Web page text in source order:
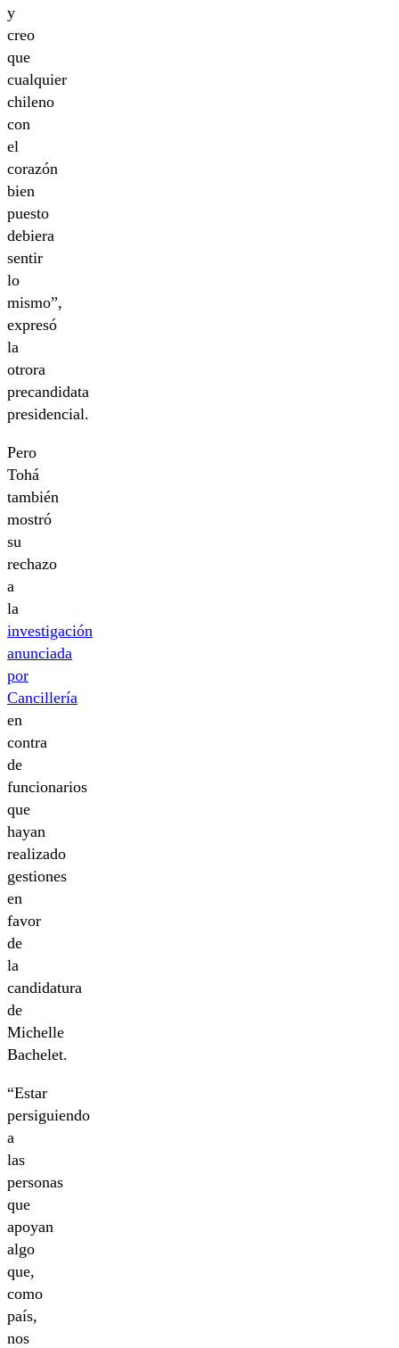
y
creo
que
cualquier
chileno
con
el
corazón
bien
puesto
debiera
sentir
lo
mismo”,
expresó
la
otrora
precandidata
presidencial.
Pero
Tohá
también
mostró
su
rechazo
a
la
investigación
anunciada
por
Cancillería
en
contra
de
funcionarios
que
hayan
realizado
gestiones
en
favor
de
la
candidatura
de
Michelle
Bachelet.
“Estar
persiguiendo
a
las
personas
que
apoyan
algo
que,
como
país,
nos